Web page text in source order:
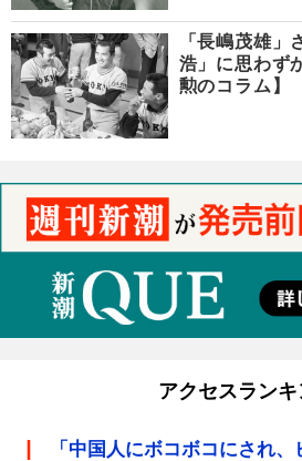
「長嶋茂雄」
浩」に思わず
勲のコラム】
アクセスラン
「中国人にボコボコにされ